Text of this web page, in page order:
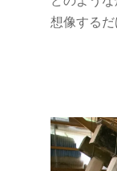
想像するだ